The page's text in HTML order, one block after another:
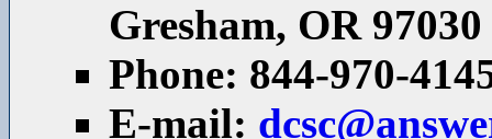
Gresham, OR 97030
Phone: 844-970-
E-mail: